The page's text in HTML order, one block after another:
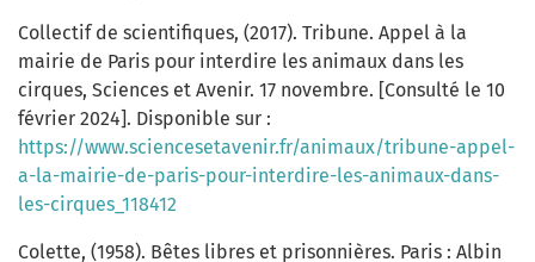
Collectif de scientifiques, (2017). Tribune. Appel à la
mairie de Paris pour interdire les animaux dans les
cirques, Sciences et Avenir. 17 novembre. [Consulté le 10
février 2024]. Disponible sur :
https://www.sciencesetavenir.fr/animaux/tribune-appel-
a-la-mairie-de-paris-pour-interdire-les-animaux-dans-
les-cirques_118412
Colette, (1958). Bêtes libres et prisonnières. Paris : Albin